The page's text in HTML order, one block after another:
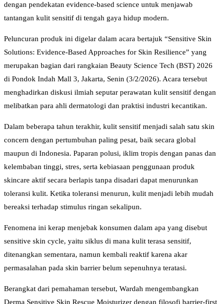
dengan pendekatan evidence-based science untuk menjawab
tantangan kulit sensitif di tengah gaya hidup modern.
Peluncuran produk ini digelar dalam acara bertajuk “Sensitive Skin
Solutions: Evidence-Based Approaches for Skin Resilience” yang
merupakan bagian dari rangkaian Beauty Science Tech (BST) 2026
di Pondok Indah Mall 3, Jakarta, Senin (3/2/2026). Acara tersebut
menghadirkan diskusi ilmiah seputar perawatan kulit sensitif dengan
melibatkan para ahli dermatologi dan praktisi industri kecantikan.
Dalam beberapa tahun terakhir, kulit sensitif menjadi salah satu skin
concern dengan pertumbuhan paling pesat, baik secara global
maupun di Indonesia. Paparan polusi, iklim tropis dengan panas dan
kelembaban tinggi, stres, serta kebiasaan penggunaan produk
skincare aktif secara berlapis tanpa disadari dapat menurunkan
toleransi kulit. Ketika toleransi menurun, kulit menjadi lebih mudah
bereaksi terhadap stimulus ringan sekalipun.
Fenomena ini kerap menjebak konsumen dalam apa yang disebut
sensitive skin cycle, yaitu siklus di mana kulit terasa sensitif,
ditenangkan sementara, namun kembali reaktif karena akar
permasalahan pada skin barrier belum sepenuhnya teratasi.
Berangkat dari pemahaman tersebut, Wardah mengembangkan
Derma Sensitive Skin Rescue Moisturizer dengan filosofi barrier-first